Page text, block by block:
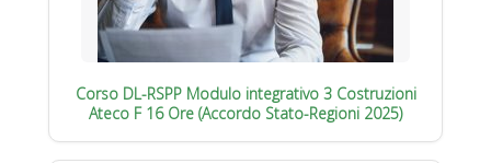
Corso DL-RSPP Modulo integrativo 3 Costruzioni
Ateco F 16 Ore (Accordo Stato-Regioni 2025)